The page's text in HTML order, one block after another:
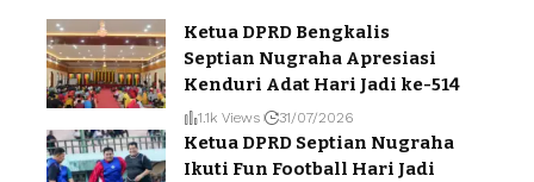
Ketua DPRD Bengkalis
Septian Nugraha Apresiasi
Kenduri Adat Hari Jadi ke-514
1.1k Views 31/07/2026
Ketua DPRD Septian Nugraha
Ikuti Fun Football Hari Jadi